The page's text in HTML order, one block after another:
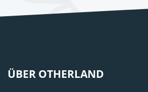
ÜBER OTHERLAND